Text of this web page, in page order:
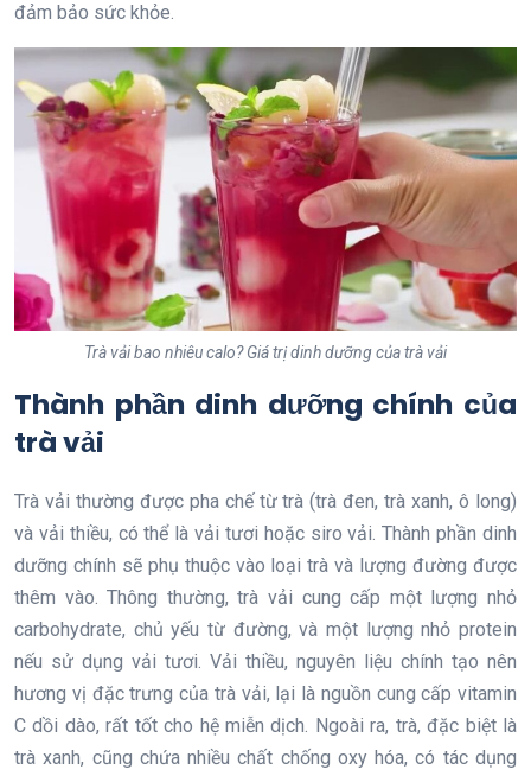
đảm bảo sức khỏe.
Trà vải bao nhiêu calo? Giá trị dinh dưỡng của trà vải
Thành phần dinh dưỡng chính của
trà vải
Trà vải thường được pha chế từ trà (trà đen, trà xanh, ô long)
và vải thiều, có thể là vải tươi hoặc siro vải. Thành phần dinh
dưỡng chính sẽ phụ thuộc vào loại trà và lượng đường được
thêm vào. Thông thường, trà vải cung cấp một lượng nhỏ
carbohydrate, chủ yếu từ đường, và một lượng nhỏ protein
nếu sử dụng vải tươi. Vải thiều, nguyên liệu chính tạo nên
hương vị đặc trưng của trà vải, lại là nguồn cung cấp vitamin
C dồi dào, rất tốt cho hệ miễn dịch. Ngoài ra, trà, đặc biệt là
trà xanh, cũng chứa nhiều chất chống oxy hóa, có tác dụng